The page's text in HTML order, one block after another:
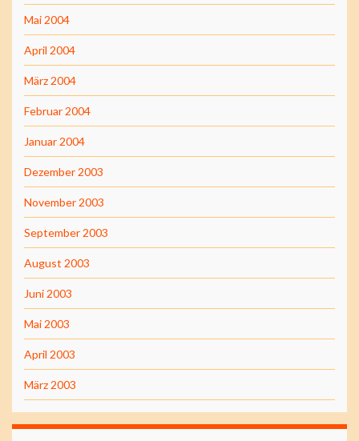
Mai 2004
April 2004
März 2004
Februar 2004
Januar 2004
Dezember 2003
November 2003
September 2003
August 2003
Juni 2003
Mai 2003
April 2003
März 2003